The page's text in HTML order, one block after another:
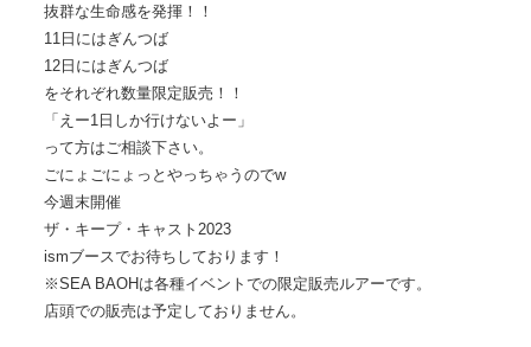
抜群な生命感を発揮！！
11日にはぎんつば
12日にはぎんつば
をそれぞれ数量限定販売！！
「えー1日しか行けないよー」
って方はご相談下さい。
ごにょごにょっとやっちゃうのでw
今週末開催
ザ・キープ・キャスト2023
ismブースでお待ちしております！
※SEA BAOHは各種イベントでの限定販売ルアーです。
店頭での販売は予定しておりません。